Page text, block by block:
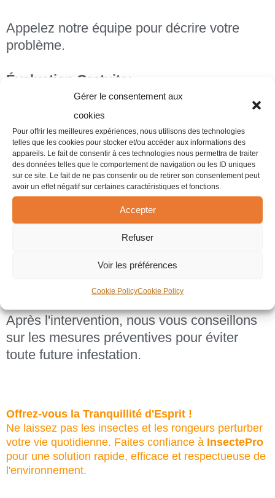
Gérer le consentement aux
cookies
Pour offrir les meilleures expériences, nous utilisons des technologies
telles que les cookies pour stocker et/ou accéder aux informations des
appareils. Le fait de consentir à ces technologies nous permettra de traiter
des données telles que le comportement de navigation ou les ID uniques
sur ce site. Le fait de ne pas consentir ou de retirer son consentement peut
avoir un effet négatif sur certaines caractéristiques et fonctions.
Accepter
Refuser
Voir les préférences
Cookie PolicyCookie Policy
Appelez notre équipe pour décrire votre
problème.
Évaluation Gratuite:
Nous organiserons une évaluation gratuite
de votre situation pour déterminer le meilleur
plan d'action.
Traitement Professionnel:
Une fois le plan établi,InsectePro
intervient
avec des méthodes de pointe pour éliminer
Suivi et Prévention:
Après l'intervention, nous vous conseillons
sur les mesures préventives pour éviter
toute future infestation.
Offrez-vous la Tranquillité d'Esprit !
Ne laissez pas les insectes et les rongeurs perturber
votre vie quotidienne. Faites confiance à InsectePro
pour une solution rapide, efficace et respectueuse de
l'environnement.